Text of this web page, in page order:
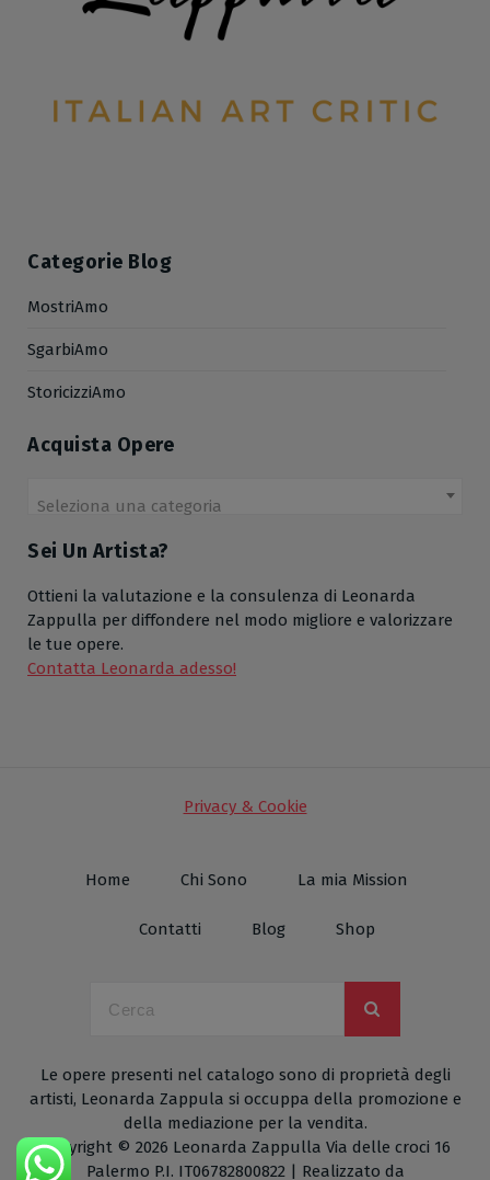
Categorie Blog
MostriAmo
SgarbiAmo
StoricizziAmo
Acquista Opere
Seleziona una categoria
Sei Un Artista?
Ottieni la valutazione e la consulenza di Leonarda
Zappulla per diffondere nel modo migliore e valorizzare
le tue opere.
Contatta Leonarda adesso!
Privacy & Cookie
Home Chi Sono La mia Mission
Contatti Blog Shop
Le opere presenti nel catalogo sono di proprietà degli
artisti, Leonarda Zappula si occuppa della promozione e
della mediazione per la vendita.
Copyright © 2026 Leonarda Zappulla Via delle croci 16
Palermo P.I. IT06782800822 | Realizzato da